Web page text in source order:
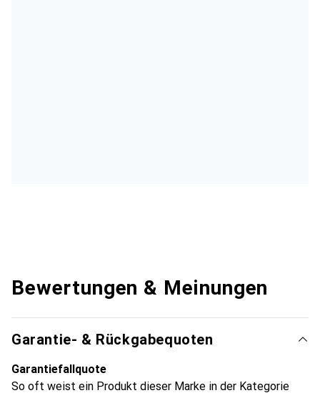
Bewertungen & Meinungen
Garantie- & Rückgabequoten
Garantiefallquote
So oft weist ein Produkt dieser Marke in der Kategorie